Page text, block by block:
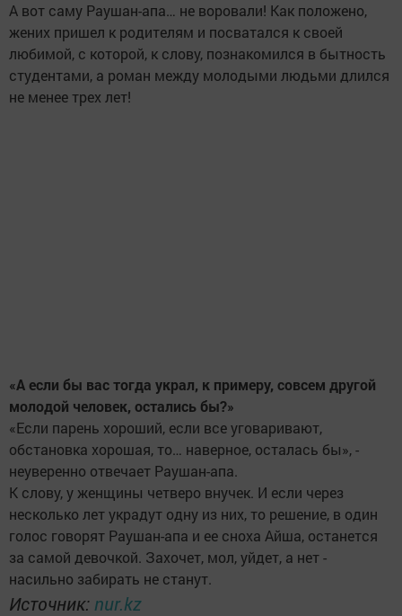
А вот саму Раушан-апа… не воровали! Как положено,
жених пришел к родителям и посватался к своей
любимой, с которой, к слову, познакомился в бытность
студентами, а роман между молодыми людьми длился
не менее трех лет!
«А если бы вас тогда украл, к примеру, совсем другой
молодой человек, остались бы?»
«Если парень хороший, если все уговаривают,
обстановка хорошая, то… наверное, осталась бы», -
неуверенно отвечает Раушан-апа.
К слову, у женщины четверо внучек. И если через
несколько лет украдут одну из них, то решение, в один
голос говорят Раушан-апа и ее сноха Айша, останется
за самой девочкой. Захочет, мол, уйдет, а нет -
насильно забирать не станут.
Источник: nur.kz